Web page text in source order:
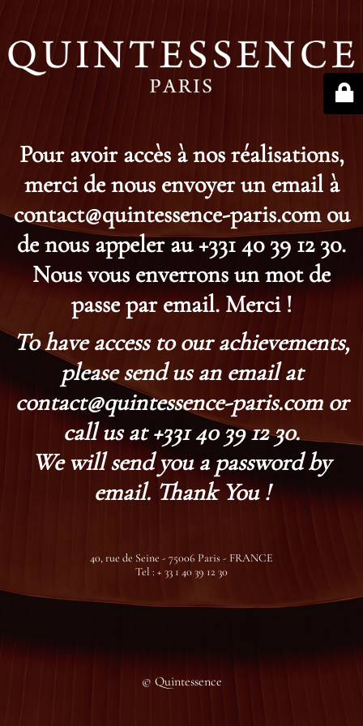
Pour avoir accès à nos réalisations,
merci de nous envoyer un email à
contact@quintessence-paris.com ou
de nous appeler au +331 40 39 12 30.
Nous vous enverrons un mot de
passe par email. Merci !
To have access to our achievements,
please send us an email at
contact@quintessence-paris.com or
call us at +331 40 39 12 30.
We will send you a password by
email. Thank You !
40, rue de Seine - 75006 Paris - FRANCE
Tel : + 33 1 40 39 12 30
© Quintessence